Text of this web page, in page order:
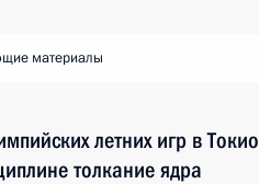
материалы
летних игр в Токио
толкание ядра